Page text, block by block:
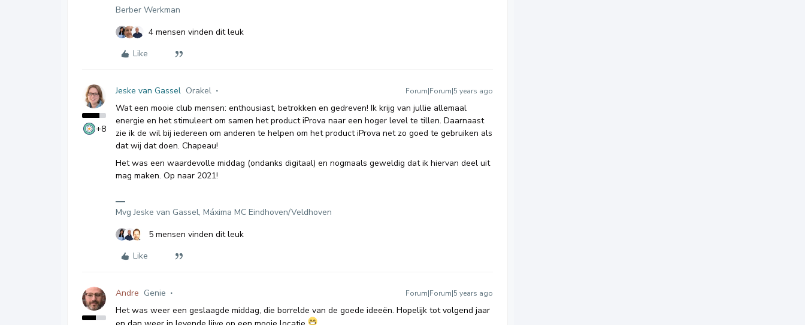
Berber Werkman
4 mensen vinden dit leuk
Like
+8
Jeske van Gassel Orakel Forum|Forum|5 years ago
Wat een mooie club mensen: enthousiast, betrokken en gedreven! Ik krijg van jullie allemaal
energie en het stimuleert om samen het product iProva naar een hoger level te tillen. Daarnaast
zie ik de wil bij iedereen om anderen te helpen om het product iProva net zo goed te gebruiken als
dat wij dat doen. Chapeau!
Het was een waardevolle middag (ondanks digitaal) en nogmaals geweldig dat ik hiervan deel uit
mag maken. Op naar 2021!
Mvg Jeske van Gassel, Máxima MC Eindhoven/Veldhoven
5 mensen vinden dit leuk
Like
Andre Genie Forum|Forum|5 years ago
Het was weer een geslaagde middag, die borrelde van de goede ideeën. Hopelijk tot volgend jaar